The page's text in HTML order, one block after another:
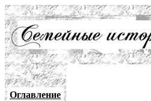
Оглавление